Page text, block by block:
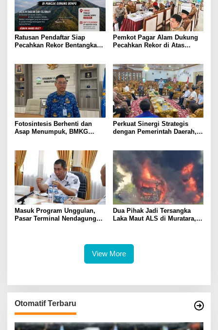
Ratusan Pendaftar Siap
Pecahkan Rekor Bentangkan
Pemkot Pagar Alam Dukung
Pecahkan Rekor di Atas
Fotosintesis Berhenti dan
Asap Menumpuk, BMKG
Perkuat Sinergi Strategis
dengan Pemerintah Daerah,
Kabupaten Lahat
Masuk Program Unggulan,
Pasar Terminal Nendagung
Dua Pihak Jadi Tersangka
Laka Maut ALS di Muratara,
View More
Otomatif Terbaru